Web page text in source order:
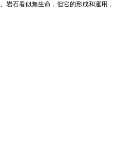
石看似無生命，但它的形成和運用，